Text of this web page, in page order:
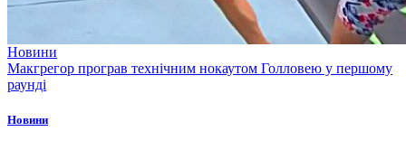
Новини
Макгрегор програв технічним нокаутом Голловею у першому
раунді
Новини